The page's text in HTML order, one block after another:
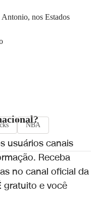
nos Estados
usuários canais
Receba
no canal oficial da
gratuito e você
NBA